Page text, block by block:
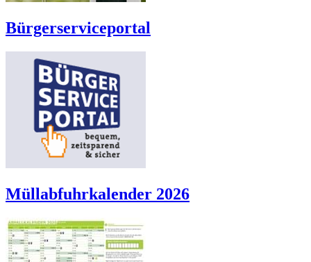
Bürgerserviceportal
Müllabfuhrkalender 2026